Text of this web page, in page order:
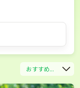
おすすめ...